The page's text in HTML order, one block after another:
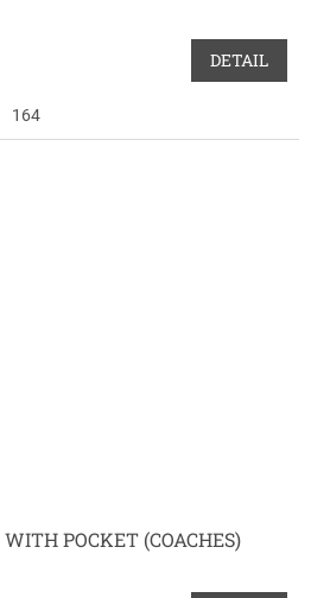
DETAIL
164
POCKET (COACHES)